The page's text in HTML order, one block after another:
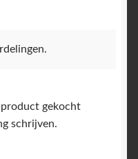
gekocht
schrijven.